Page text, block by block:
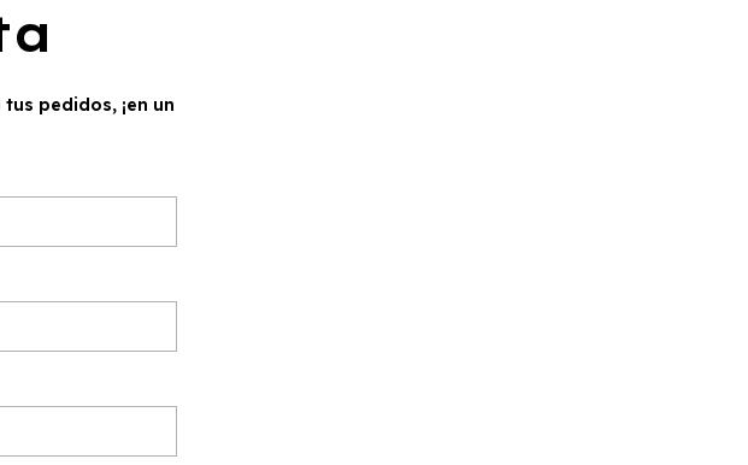
pedidos, ¡en un